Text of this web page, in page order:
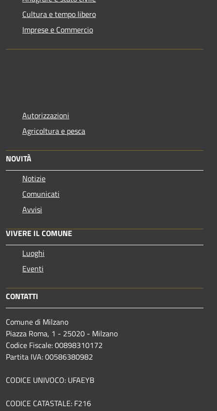
Cultura e tempo libero
Imprese e Commercio
Autorizzazioni
Agricoltura e pesca
NOVITÀ
Notizie
Comunicati
Avvisi
VIVERE IL COMUNE
Luoghi
Eventi
CONTATTI
Comune di Milzano
Piazza Roma, 1 - 25020 - Milzano
Codice Fiscale: 00898310172
Partita IVA: 00586380982
CODICE UNIVOCO: UFAEYB
CODICE CATASTALE: F216